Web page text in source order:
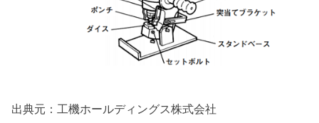
出典元：工機ホールディングス株式会社